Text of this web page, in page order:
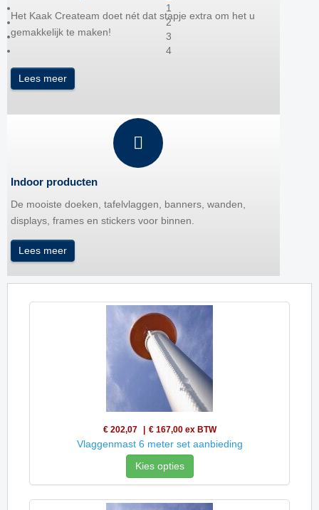
1
2
3
4
Het Kaak Createam doet nét dat stapje extra om het u
gemakkelijk te maken!
Lees meer
Indoor producten
De mooiste doeken, tafelvlaggen, banners, wanden,
displays, frames en stickers voor binnen.
Lees meer
€ 202,07 € 167,00 ex BTW
Vlaggenmast 6 meter set aanbieding
Kies opties